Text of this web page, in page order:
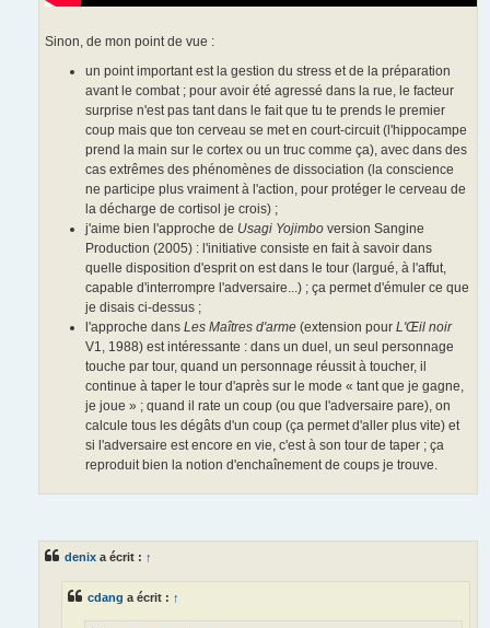
Sinon, de mon point de vue :
un point important est la gestion du stress et de la préparation
avant le combat ; pour avoir été agressé dans la rue, le facteur
surprise n'est pas tant dans le fait que tu te prends le premier
coup mais que ton cerveau se met en court-circuit (l'hippocampe
prend la main sur le cortex ou un truc comme ça), avec dans des
cas extrêmes des phénomènes de dissociation (la conscience
ne participe plus vraiment à l'action, pour protéger le cerveau de
la décharge de cortisol je crois) ;
j'aime bien l'approche de Usagi Yojimbo version Sangine
Production (2005) : l'initiative consiste en fait à savoir dans
quelle disposition d'esprit on est dans le tour (largué, à l'affut,
capable d'interrompre l'adversaire...) ; ça permet d'émuler ce que
je disais ci-dessus ;
l'approche dansLes Maîtres d'arme (extension pourL'Œil noir
V1, 1988) est intéressante : dans un duel, un seul personnage
touche par tour, quand un personnage réussit à toucher, il
continue à taper le tour d'après sur le mode « tant que je gagne,
je joue » ; quand il rate un coup (ou que l'adversaire pare), on
calcule tous les dégâts d'un coup (ça permet d'aller plus vite) et
si l'adversaire est encore en vie, c'est à son tour de taper ; ça
reproduit bien la notion d'enchaînement de coups je trouve.
denix a écrit : ↑
cdang a écrit : ↑